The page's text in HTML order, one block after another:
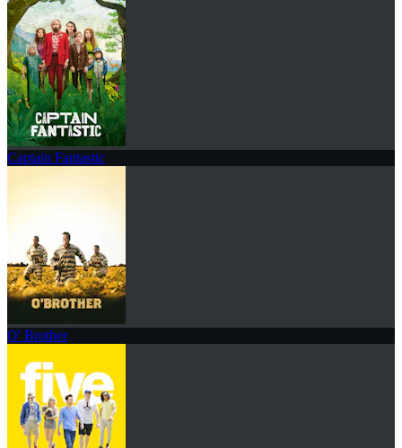
Captain Fantastic
O' Brother